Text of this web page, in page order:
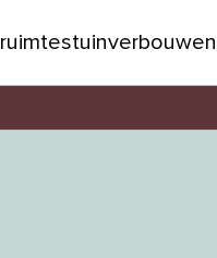
ruimtestuinverbouwen